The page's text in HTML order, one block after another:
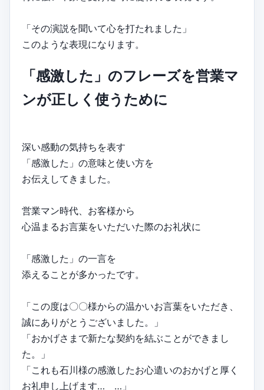
「その演説を聞いて心を打たれました」
このような表現になります。
「感激した」のフレーズを営業マ
ンが正しく使うために
深い感動の気持ちを表す
「感激した」の意味と使い方を
お伝えしてきました。
営業マン時代、お客様から
心温まるお言葉をいただいた際のお礼状に
「感激した」の一言を
添えることが多かったです。
「この度は〇〇様からの温かいお言葉をいただき、
誠にありがとうございました。」
「おかげさまで新たな契約を結ぶことができまし
た。」
「これも石川様の感激したお心遣いのおかげと厚く
お礼申し上げます… …」